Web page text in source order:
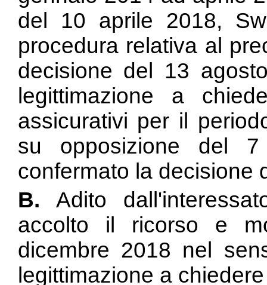
del 10 aprile 2018,
procedura relativa al
decisione del 13
legittimazione a
assicurativi per il
su opposizione del
confermato la decisione
B. Adito
accolto il ricorso e
dicembre 2018 nel
legittimazione a